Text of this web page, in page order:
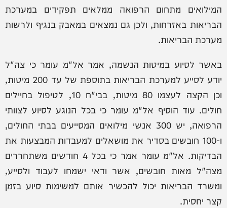
המילואים מתחום הרפואה ממלאים תפקידים במערכת
הבריאות באזרחות, ולכן גם נמצאים במאבק בנגיף ולרשות
מערכת הבריאות.
באשר לסיוע במיטות הנשמה, אמר אל"מ עומר כי צה"ל
יודע לסייע למערכת הבריאות בתוספת של עד 200 מיטות,
וכן הקצה לעצמו 80 מיטות, בבי"ח 10, לטיפול בחיילים
חולים. עוד הוסיף אל"מ עומר כי בכל הנוגע לסיוע לצוותי
הרפואה, יש 300 אנשי מילואים המסייעים בבתי החולים,
ו-100 חובשים בסדיר את מושאלים למעבדות המבצעות את
הבדיקות. אל"מ עומר אמר כי בכל 4 חודשים משתחררים
מצה"ל מאות חובשים, אשר ודאי ישמחו לעבוד ולסייע,
ומשרד הבריאות יכול להכשיר אותם למשימות סיוע בזמן
קצר יחסית.